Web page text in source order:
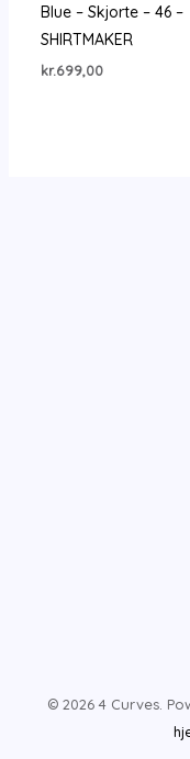
Blue – Skjorte – 46 –
SHIRTMAKER
kr.699,00
© 2026 4 Curves.